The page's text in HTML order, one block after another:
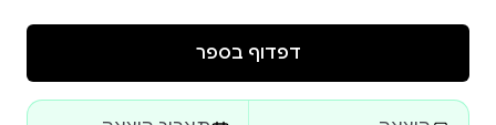
מפוחדת ליעדה וקיבלה חבילה קטנה. הגבר האלמוני
דפדוף בספר